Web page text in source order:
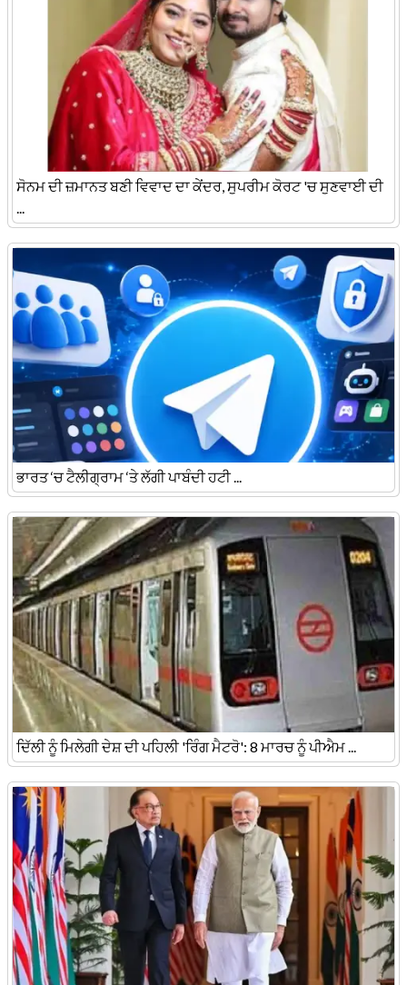
ਸੋਨਮ ਦੀ ਜ਼ਮਾਨਤ ਬਣੀ ਵਿਵਾਦ ਦਾ ਕੇਂਦਰ, ਸੁਪਰੀਮ ਕੋਰਟ 'ਚ ਸੁਣਵਾਈ ਦੀ
...
ਭਾਰਤ ‘ਚ ਟੈਲੀਗ੍ਰਾਮ ‘ਤੇ ਲੱਗੀ ਪਾਬੰਦੀ ਹਟੀ ...
ਦਿੱਲੀ ਨੂੰ ਮਿਲੇਗੀ ਦੇਸ਼ ਦੀ ਪਹਿਲੀ 'ਰਿੰਗ ਮੈਟਰੋ': 8 ਮਾਰਚ ਨੂੰ ਪੀਐਮ ...